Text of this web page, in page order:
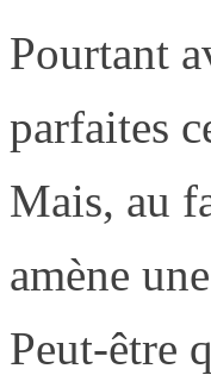
Pourtant
parfaites
Mais, au
amène
Peut-être